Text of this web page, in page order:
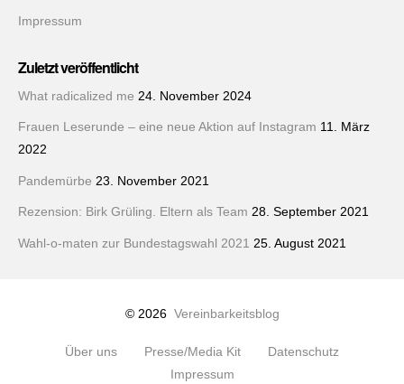
Impressum
Zuletzt veröffentlicht
What radicalized me 24. November 2024
Frauen Leserunde – eine neue Aktion auf Instagram 11. März
2022
Pandemürbe 23. November 2021
Rezension: Birk Grüling. Eltern als Team 28. September 2021
Wahl-o-maten zur Bundestagswahl 2021 25. August 2021
© 2026 Vereinbarkeitsblog
Über uns Presse/Media Kit
Datenschutz
Impressum